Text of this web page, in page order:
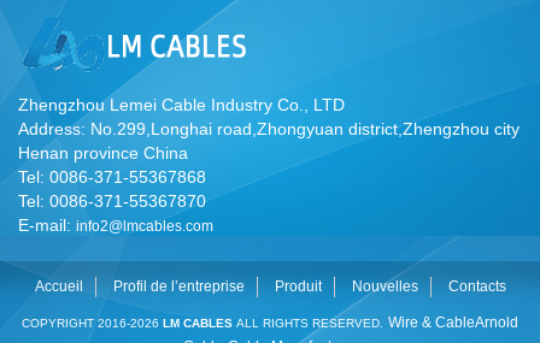
Zhengzhou Lemei Cable Industry Co., LTD
Address: No.299,Longhai road,Zhongyuan district,Zhengzhou city
Henan province China
Tel: 0086-371-55367868
Tel: 0086-371-55367870
E-mail: info2@lmcables.com
Accueil Profil de l’entreprise Produit Nouvelles Contacts
COPYRIGHT 2016-2026 LM CABLES ALL RIGHTS RESERVED. Wire & CableArnold